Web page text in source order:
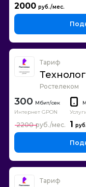
2000
Тариф
Ростелеком
300
Интернет GPON
1
2200
Тариф